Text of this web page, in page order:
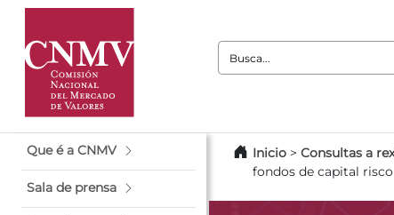
Busca:
Que é a CNMV
Sala de prensa
Inicio > Consultas a
fondos de capital risco